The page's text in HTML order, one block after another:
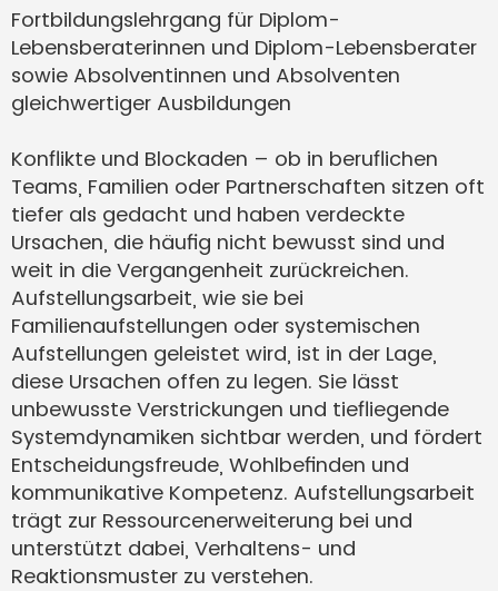
i
t
r
a
g
Fortbildungslehrgang für Diplom-
Lebensberaterinnen und Diplom-Lebensberater
sowie Absolventinnen und Absolventen
gleichwertiger Ausbildungen
Konflikte und Blockaden – ob in beruflichen
Teams, Familien oder Partnerschaften sitzen oft
tiefer als gedacht und haben verdeckte
Ursachen, die häufig nicht bewusst sind und
weit in die Vergangenheit zurückreichen.
Aufstellungsarbeit, wie sie bei
Familienaufstellungen oder systemischen
Aufstellungen geleistet wird, ist in der Lage,
diese Ursachen offen zu legen. Sie lässt
unbewusste Verstrickungen und tiefliegende
Systemdynamiken sichtbar werden, und fördert
Entscheidungsfreude, Wohlbefinden und
kommunikative Kompetenz. Aufstellungsarbeit
trägt zur Ressourcenerweiterung bei und
unterstützt dabei, Verhaltens- und
Reaktionsmuster zu verstehen.